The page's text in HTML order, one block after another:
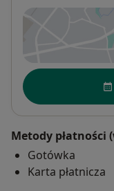
Dostępność
Metody płatności
Gotówka
Karta płatnicza